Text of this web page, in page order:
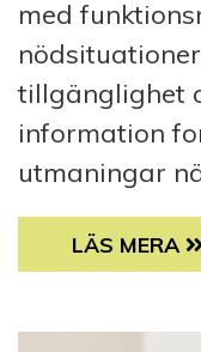
med
tillgänglighet
information
utmaningar
ALLA SKA
LÄS MERA